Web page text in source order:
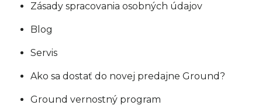
Zásady spracovania osobných údajov
Blog
Servis
Ako sa dostať do novej predajne Ground?
Ground vernostný program